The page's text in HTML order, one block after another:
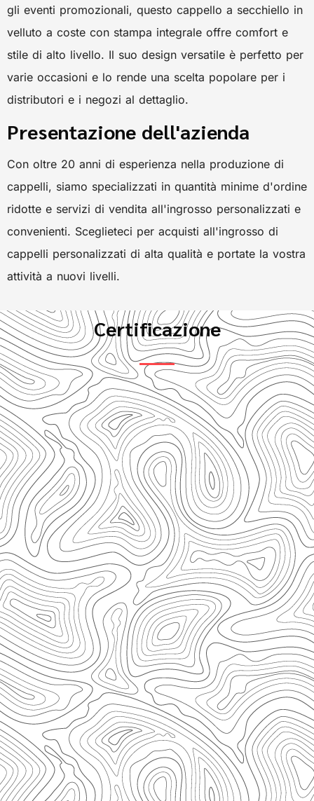
gli eventi promozionali, questo cappello a secchiello in
velluto a coste con stampa integrale offre comfort e
stile di alto livello. Il suo design versatile è perfetto per
varie occasioni e lo rende una scelta popolare per i
distributori e i negozi al dettaglio.
Presentazione dell'azienda
Con oltre 20 anni di esperienza nella produzione di
cappelli, siamo specializzati in quantità minime d'ordine
ridotte e servizi di vendita all'ingrosso personalizzati e
convenienti. Sceglieteci per acquisti all'ingrosso di
cappelli personalizzati di alta qualità e portate la vostra
attività a nuovi livelli.
Certificazione